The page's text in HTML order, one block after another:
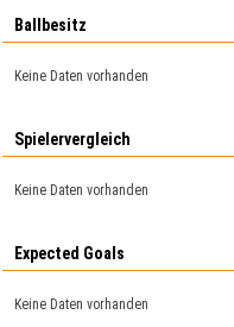
Ballbesitz
Keine Daten vorhanden
Spielervergleich
Keine Daten vorhanden
Expected Goals
Keine Daten vorhanden